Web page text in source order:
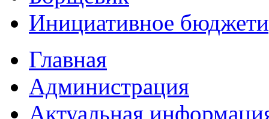
Инициативное
Главная
Администрация
Актуальная